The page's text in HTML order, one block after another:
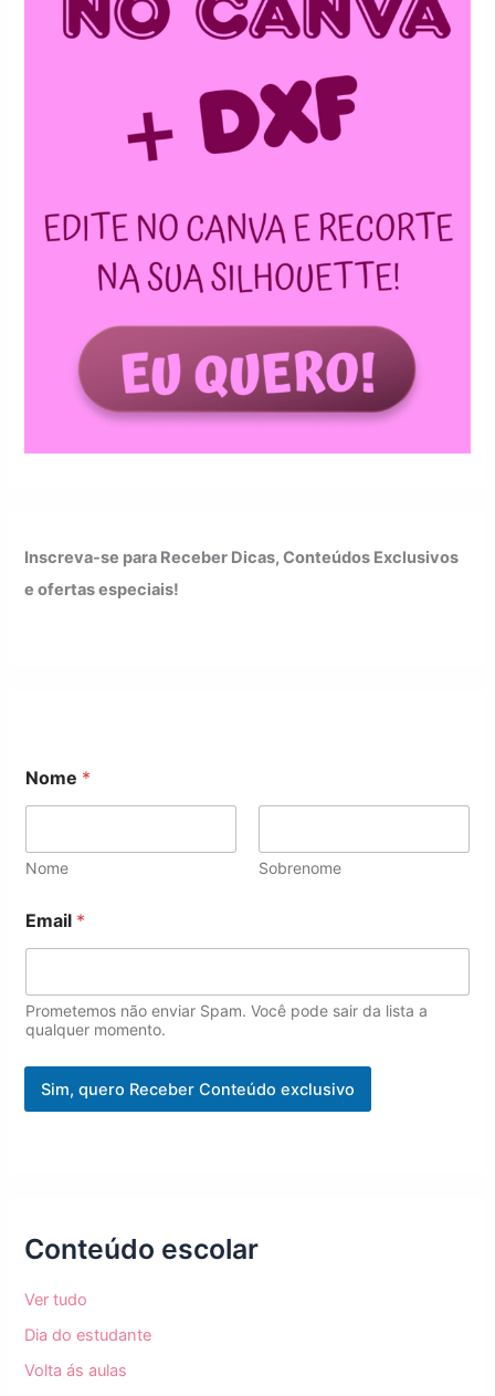
Inscreva-se para Receber Dicas, Conteúdos Exclusivos
e ofertas especiais!
Nome *
Nome Sobrenome
o
m
E
m
a
l
m
Email *
Prometemos não enviar Spam. Você pode sair da lista a
qualquer momento.
Sim, quero Receber Conteúdo exclusivo
Conteúdo escolar
Ver tudo
Dia do estudante
Volta ás aulas